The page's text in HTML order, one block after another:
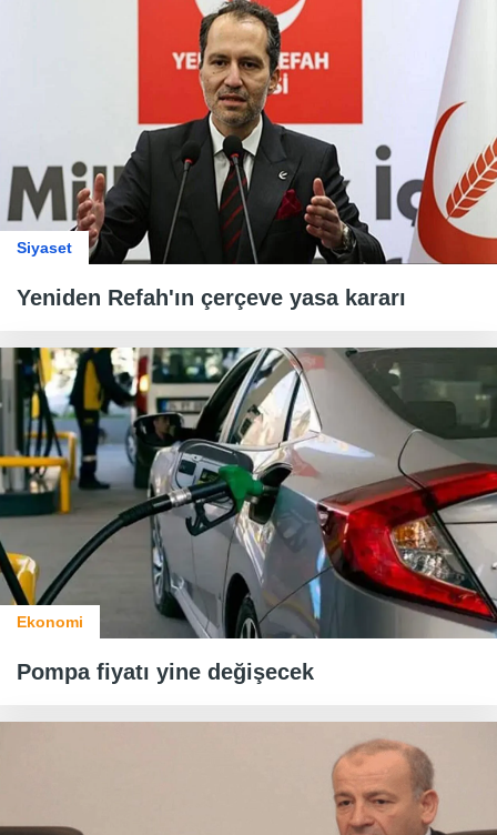
Siyaset
Yeniden Refah'ın çerçeve yasa kararı
Ekonomi
Pompa fiyatı yine değişecek